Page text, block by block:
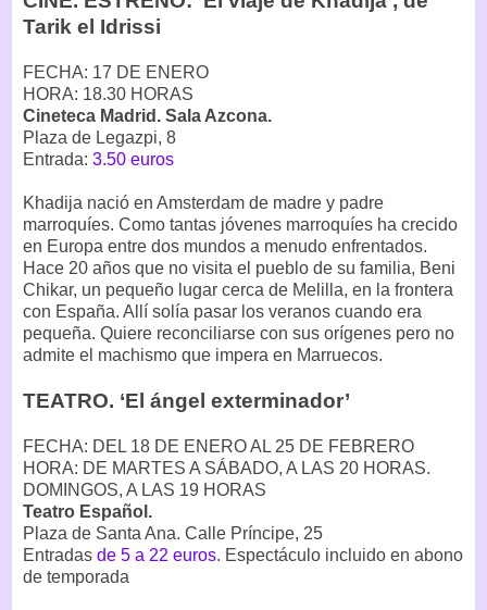
Tarik el Idrissi
FECHA: 17 DE ENERO
HORA: 18.30 HORAS
Cineteca Madrid. Sala Azcona.
Plaza de Legazpi, 8
Entrada: 3.50 euros
Khadija nació en Amsterdam de madre y padre
marroquíes. Como tantas jóvenes marroquíes ha crecido
en Europa entre dos mundos a menudo enfrentados.
Hace 20 años que no visita el pueblo de su familia, Beni
Chikar, un pequeño lugar cerca de Melilla, en la frontera
con España. Allí solía pasar los veranos cuando era
pequeña. Quiere reconciliarse con sus orígenes pero no
admite el machismo que impera en Marruecos.
TEATRO. ‘El ángel exterminador’
FECHA: DEL 18 DE ENERO AL 25 DE FEBRERO
HORA: DE MARTES A SÁBADO, A LAS 20 HORAS.
DOMINGOS, A LAS 19 HORAS
Teatro Español.
Plaza de Santa Ana. Calle Príncipe, 25
Entradas de 5 a 22 euros. Espectáculo incluido en abono
de temporada